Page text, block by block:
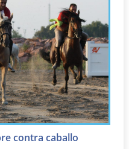
contra caballo